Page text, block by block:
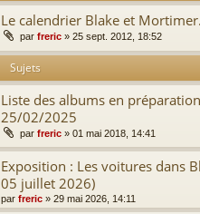
Le calendrier Blake et Mortimer.
par freric » 25 sept. 2012, 18:52
Sujets
Liste des albums en
25/02/2025
par freric » 01 mai 2018, 14:41
Exposition : Les voitures dans
05 juillet 2026)
par freric » 29 mai 2026, 14:11